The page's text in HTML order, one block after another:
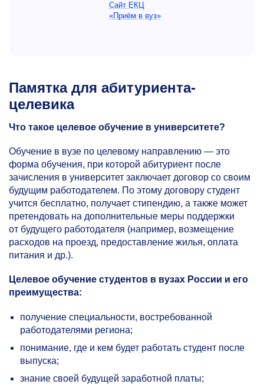
Сайт ЕКЦ
«Приём в вуз»
Памятка для абитуриента-
целевика
Что такое целевое обучение в университете?
Обучение в вузе по целевому направлению — это
форма обучения, при которой абитуриент после
зачисления в университет заключает договор со своим
будущим работодателем. По этому договору студент
учится бесплатно, получает стипендию, а также может
претендовать на дополнительные меры поддержки
от будущего работодателя (например, возмещение
расходов на проезд, предоставление жилья, оплата
питания и др.).
Целевое обучение студентов в вузах России и его
преимущества:
получение специальности, востребованной
работодателями региона;
понимание, где и кем будет работать студент после
выпуска;
знание своей будущей заработной платы;